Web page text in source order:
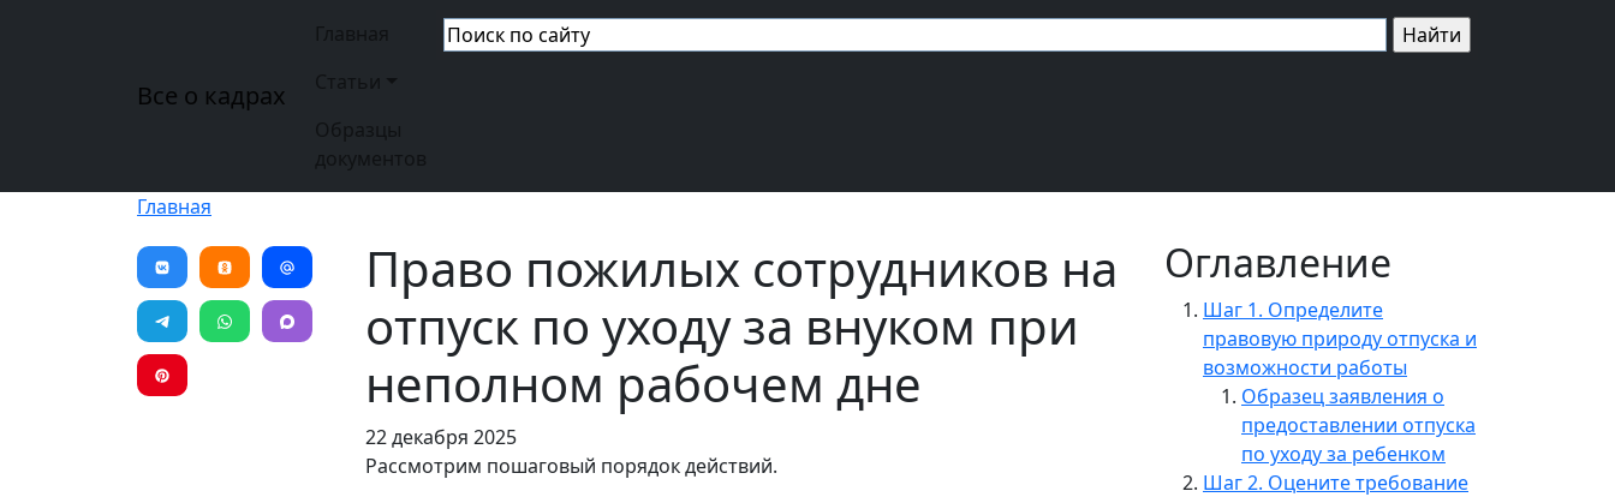
Все о кадрах
Основная навигация
Главная
Право пожилых сотрудников на
отпуск по уходу за внуком при
неполном рабочем дне
22 декабря 2025
Рассмотрим пошаговый порядок действий.
Оглавление
Шаг 1. Определите
правовую природу отпуска и
возможности работы
Образец заявления о
предоставлении отпуска
по уходу за ребенком
Шаг 2. Оцените требование